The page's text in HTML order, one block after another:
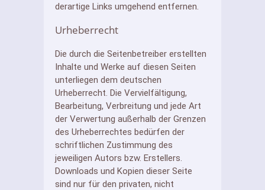
derartige Links umgehend entfernen.
Urheberrecht
Die durch die Seitenbetreiber erstellten
Inhalte und Werke auf diesen Seiten
unterliegen dem deutschen
Urheberrecht. Die Vervielfältigung,
Bearbeitung, Verbreitung und jede Art
der Verwertung außerhalb der Grenzen
des Urheberrechtes bedürfen der
schriftlichen Zustimmung des
jeweiligen Autors bzw. Erstellers.
Downloads und Kopien dieser Seite
sind nur für den privaten, nicht